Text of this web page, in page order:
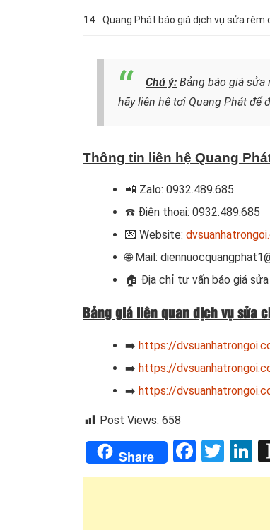
14 Quang Phát báo giá dịch vụ sửa rèm
Chú ý: Bảng báo giá sửa
hãy liên hệ tơi Quang Phát để
Thông tin liên hệ Quang
📲 Zalo: 0932.489.685
☎️ Điện thoại: 0932.489.685
💌 Website:
🌐 Mail:
🏠 Địa chỉ tư vấn báo giá
Bảng giá liên quan dịch vụ sửa
➡️ https://
➡️ https://
➡️ https://
Post Views: 658
Share